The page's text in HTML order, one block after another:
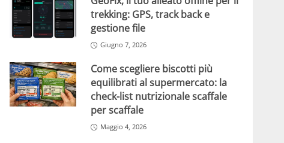
trekking: GPS, track back e
gestione file
Giugno 7, 2026
Come scegliere biscotti più
equilibrati al supermercato: la
check-list nutrizionale scaffale
per scaffale
Maggio 4, 2026